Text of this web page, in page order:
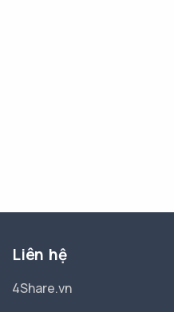
Liên hệ
4Share.vn